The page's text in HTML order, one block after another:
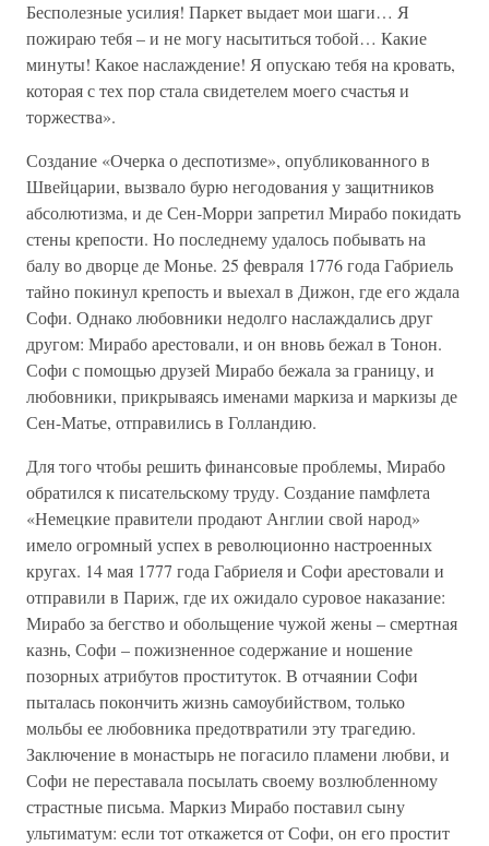
Бесполезные усилия! Паркет выдает мои шаги… Я
пожираю тебя – и не могу насытиться тобой… Какие
минуты! Какое наслаждение! Я опускаю тебя на кровать,
которая с тех пор стала свидетелем моего счастья и
торжества».
Создание «Очерка о деспотизме», опубликованного в
Швейцарии, вызвало бурю негодования у защитников
абсолютизма, и де Сен-Морри запретил Мирабо покидать
стены крепости. Но последнему удалось побывать на
балу во дворце де Монье. 25 февраля 1776 года Габриель
тайно покинул крепость и выехал в Дижон, где его ждала
Софи. Однако любовники недолго наслаждались друг
другом: Мирабо арестовали, и он вновь бежал в Тонон.
Софи с помощью друзей Мирабо бежала за границу, и
любовники, прикрываясь именами маркиза и маркизы де
Сен-Матье, отправились в Голландию.
Для того чтобы решить финансовые проблемы, Мирабо
обратился к писательскому труду. Создание памфлета
«Немецкие правители продают Англии свой народ»
имело огромный успех в революционно настроенных
кругах. 14 мая 1777 года Габриеля и Софи арестовали и
отправили в Париж, где их ожидало суровое наказание:
Мирабо за бегство и обольщение чужой жены – смертная
казнь, Софи – пожизненное содержание и ношение
позорных атрибутов проституток. В отчаянии Софи
пыталась покончить жизнь самоубийством, только
мольбы ее любовника предотвратили эту трагедию.
Заключение в монастырь не погасило пламени любви, и
Софи не переставала посылать своему возлюбленному
страстные письма. Маркиз Мирабо поставил сыну
ультиматум: если тот откажется от Софи, он его простит